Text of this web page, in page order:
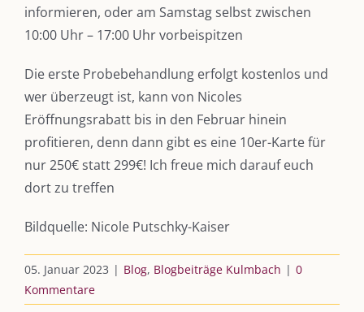
informieren, oder am Samstag selbst zwischen
10:00 Uhr – 17:00 Uhr vorbeispitzen
Die erste Probebehandlung erfolgt kostenlos und
wer überzeugt ist, kann von Nicoles
Eröffnungsrabatt bis in den Februar hinein
profitieren, denn dann gibt es eine 10er-Karte für
nur 250€ statt 299€! Ich freue mich darauf euch
dort zu treffen
Bildquelle: Nicole Putschky-Kaiser
05. Januar 2023 | Blog, Blogbeiträge Kulmbach | 0
Kommentare
Kulmbloggera
Kooperationen
Leistungen – Buchungen
AKTUELLES
Immer die passende Geschenkidee – für jeden Anlass